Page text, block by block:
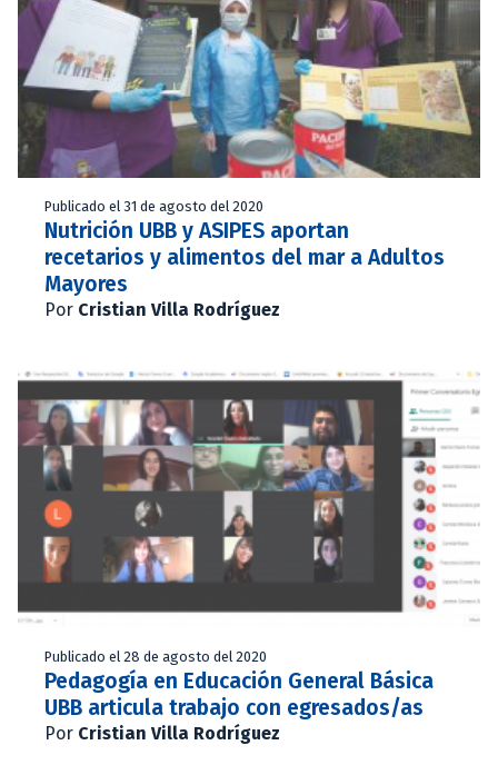
Publicado el 31 de agosto del 2020
Nutrición UBB y ASIPES aportan
recetarios y alimentos del mar a Adultos
Mayores
Por Cristian Villa Rodríguez
Publicado el 28 de agosto del 2020
Pedagogía en Educación General Básica
UBB articula trabajo con egresados/as
Por Cristian Villa Rodríguez